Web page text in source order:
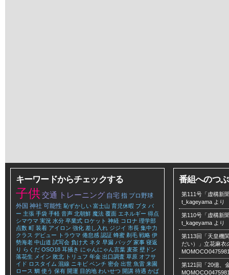
キーワードからチェックする
子供交通 トレーニング 自宅 指 プロ野球
外国 神社 可能性 恥ずかしい 富士山 育児休暇 ブタ バ
ー 主張 手袋 手軽 音声 北朝鮮 魔法 覆面 エネルギー 得点
シマウマ 実況 水分 卒業式 ロケット 神経 コロナ 理学部
点数 町 装着 アイロン 強化 差し入れ ジジイ 市長 集中力
クラス デビュー トラウマ 倦怠感 認証 蜂蜜 剃毛 戦略 伊
勢海老 中山道 試写会 負け犬 ネタ 早漏 バッグ 家事 寝返
り らくだ OSO18 耳掻き にゃんにゃん言葉 麦茶 壁ドン
落花生 メイン 敗北 トリュフ 年金 出口調査 草原 オフサ
イド ロスタイム 混線 ニキビ ベンチ 密会 出世 魚雷 来園
ロース 鯛 使う 保有 開運 目的地 わいせつ 開講 待遇 かば
番組へのつ
第111号「虚構新
t_kageyama より
第110号「虚構新
t_kageyama より
第113回「天皇機
だい）」立花麻衣
第121回「20億、